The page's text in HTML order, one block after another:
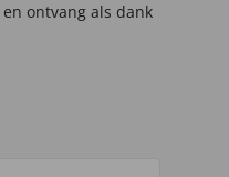
ontvang als dank